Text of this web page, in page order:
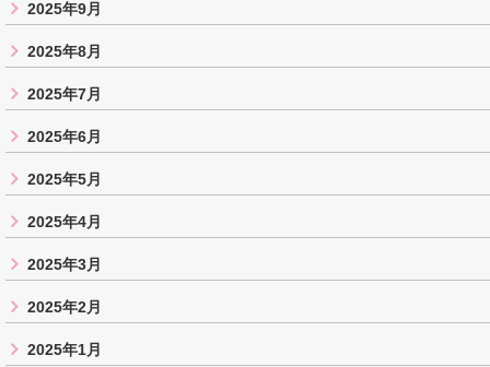
2025年9月
2025年8月
2025年7月
2025年6月
2025年5月
2025年4月
2025年3月
2025年2月
2025年1月